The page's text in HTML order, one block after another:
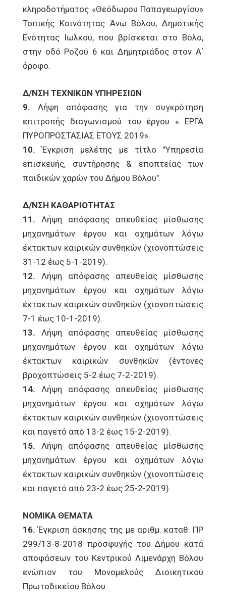
κληροδοτήματος «Θεόδωρου Παπαγεωργίου»
Τοπικής Κοινότητας Άνω Βόλου, Δημοτικής
Ενότητας Ιωλκού, που βρίσκεται στο Βόλο,
στην οδό Ροζού 6 και Δημητριάδος στον Α΄
όροφο.
Δ/ΝΣΗ ΤΕΧΝΙΚΩΝ ΥΠΗΡΕΣΙΩΝ
9. Λήψη απόφασης για την συγκρότηση
επιτροπής διαγωνισμού του έργου « ΕΡΓΑ
ΠΥΡΟΠΡΟΣΤΑΣΙΑΣ ΕΤΟΥΣ 2019».
10. Έγκριση μελέτης με τίτλο "Υπηρεσία
επισκευής, συντήρησης & εποπτείας των
παιδικών χαρών του Δήμου Βόλου".
Δ/ΝΣΗ ΚΑΘΑΡΙΟΤΗΤΑΣ
11. Λήψη απόφασης απευθείας μίσθωσης
μηχανημάτων έργου και οχημάτων λόγω
έκτακτων καιρικών συνθηκών (χιονοπτώσεις
31-12 έως 5-1-2019).
12. Λήψη απόφασης απευθείας μίσθωσης
μηχανημάτων έργου και οχημάτων λόγω
έκτακτων καιρικών συνθηκών (χιονοπτώσεις
7-1 έως 10-1-2019).
13. Λήψη απόφασης απευθείας μίσθωσης
μηχανημάτων έργου και οχημάτων λόγω
έκτακτων καιρικών συνθηκών (έντονες
βροχοπτώσεις 5-2 έως 7-2-2019).
14. Λήψη απόφασης απευθείας μίσθωσης
μηχανημάτων έργου και οχημάτων λόγω
έκτακτων καιρικών συνθηκών (χιονοπτώσεις
και παγετό από 13-2 έως 15-2-2019).
15. Λήψη απόφασης απευθείας μίσθωσης
μηχανημάτων έργου και οχημάτων λόγω
έκτακτων καιρικών συνθηκών (χιονοπτώσεις
και παγετό από 23-2 έως 25-2-2019).
ΝΟΜΙΚΑ ΘΕΜΑΤΑ
16. Έγκριση άσκησης της με αριθμ. καταθ. ΠΡ
299/13-8-2018 προσφυγής του Δήμου κατά
αποφάσεων του Κεντρικού Λιμενάρχη Βόλου
ενώπιον του Μονομελούς Διοικητικού
Πρωτοδικείου Βόλου.